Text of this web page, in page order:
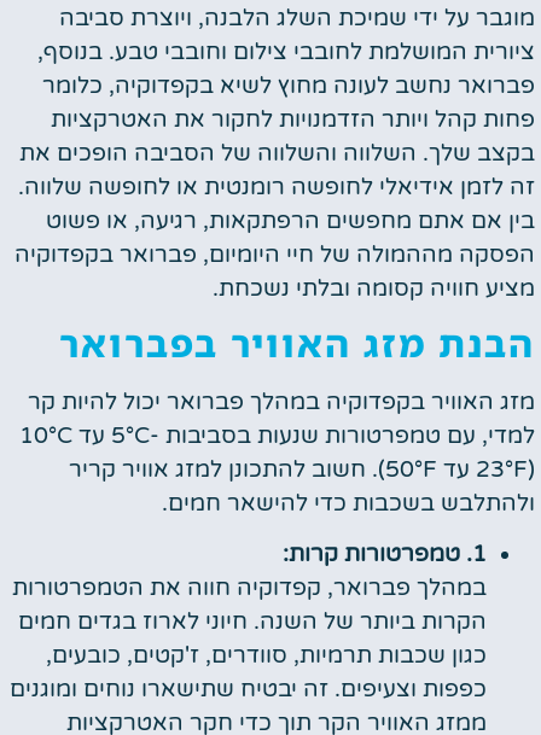
מוגבר על ידי שמיכת השלג הלבנה, ויוצרת סביבה
ציורית המושלמת לחובבי צילום וחובבי טבע. בנוסף,
פברואר נחשב לעונה מחוץ לשיא בקפדוקיה, כלומר
פחות קהל ויותר הזדמנויות לחקור את האטרקציות
בקצב שלך. השלווה והשלווה של הסביבה הופכים את
זה לזמן אידיאלי לחופשה רומנטית או לחופשה שלווה.
בין אם אתם מחפשים הרפתקאות, רגיעה, או פשוט
הפסקה מההמולה של חיי היומיום, פברואר בקפדוקיה
מציע חוויה קסומה ובלתי נשכחת.
הבנת מזג האוויר בפברואר
מזג האוויר בקפדוקיה במהלך פברואר יכול להיות קר
למדי, עם טמפרטורות שנעות בסביבות -5°C עד 10°C
(23°F עד 50°F). חשוב להתכונן למזג אוויר קריר
ולהתלבש בשכבות כדי להישאר חמים.
1. טמפרטורות קרות:
במהלך פברואר, קפדוקיה חווה את הטמפרטורות
הקרות ביותר של השנה. חיוני לארוז בגדים חמים
כגון שכבות תרמיות, סוודרים, ז'קטים, כובעים,
כפפות וצעיפים. זה יבטיח שתישארו נוחים ומוגנים
ממזג האוויר הקר תוך כדי חקר האטרקציות